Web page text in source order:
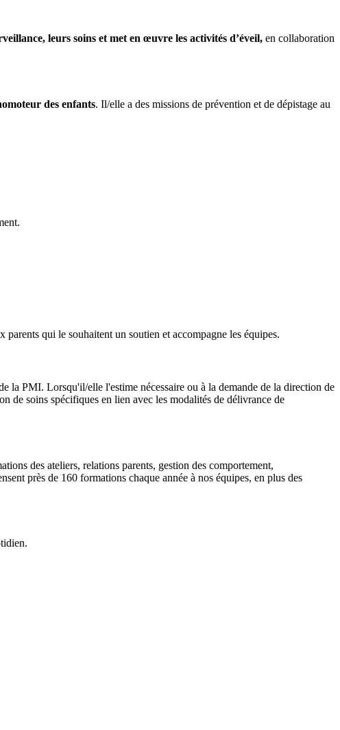
leurs soins et met en œuvre les activités d’éveil, en collaboration
des enfants. Il/elle a des missions de prévention et de dépistage au
parents qui le souhaitent un soutien et accompagne les équipes.
la PMI. Lorsqu'il/elle l'estime nécessaire ou à la demande de la direction de
de soins spécifiques en lien avec les modalités de délivrance de
des ateliers, relations parents, gestion des comportement,
près de 160 formations chaque année à nos équipes, en plus des